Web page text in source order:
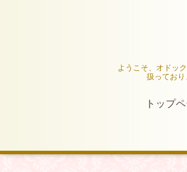
ようこそ、オドッ
扱ってお
トップ